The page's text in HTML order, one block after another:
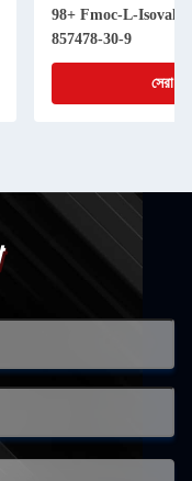
98+ Fmoc-L-
857478-30-9
সেরা